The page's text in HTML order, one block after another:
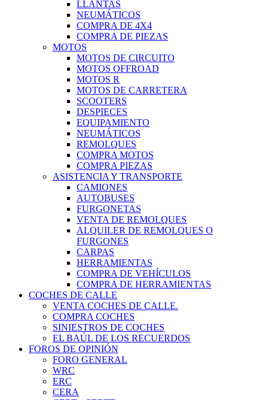
LLANTAS
NEUMÁTICOS
COMPRA DE 4X4
COMPRA DE PIEZAS
MOTOS
MOTOS DE CIRCUITO
MOTOS OFFROAD
MOTOS R
MOTOS DE CARRETERA
SCOOTERS
DESPIECES
EQUIPAMIENTO
NEUMÁTICOS
REMOLQUES
COMPRA MOTOS
COMPRA PIEZAS
ASISTENCIA Y TRANSPORTE
CAMIONES
AUTOBUSES
FURGONETAS
VENTA DE REMOLQUES
ALQUILER DE REMOLQUES O
FURGONES
CARPAS
HERRAMIENTAS
COMPRA DE VEHÍCULOS
COMPRA DE HERRAMIENTAS
COCHES DE CALLE
VENTA COCHES DE CALLE.
COMPRA COCHES
SINIESTROS DE COCHES
EL BAÚL DE LOS RECUERDOS
FOROS DE OPINIÓN
FORO GENERAL
WRC
ERC
CERA